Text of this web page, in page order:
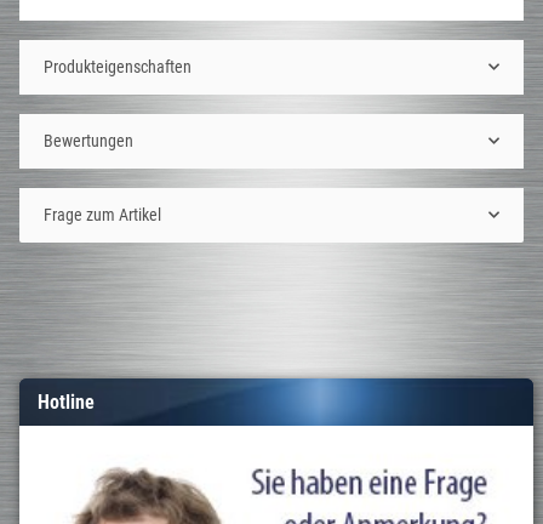
Produkteigenschaften
Bewertungen
Frage zum Artikel
Hotline